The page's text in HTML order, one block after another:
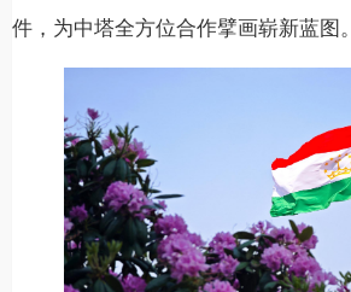
件，为中塔全方位合作擘画崭新蓝图。